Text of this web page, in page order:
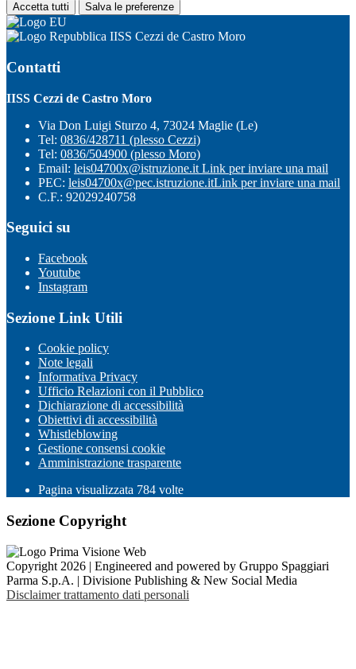
Accetta tutti Salva le preferenze
IISS Cezzi de Castro Moro
Contatti
IISS Cezzi de Castro Moro
Via Don Luigi Sturzo 4, 73024 Maglie (Le)
Tel: 0836/428711 (plesso Cezzi)
Tel: 0836/504900 (plesso Moro)
Email: leis04700x@istruzione.it Link per inviare una mail
PEC: leis04700x@pec.istruzione.itLink per inviare una mail
C.F.: 92029240758
Seguici su
Facebook
Youtube
Instagram
Sezione Link Utili
Cookie policy
Note legali
Informativa Privacy
Ufficio Relazioni con il Pubblico
Dichiarazione di accessibilità
Obiettivi di accessibilità
Whistleblowing
Gestione consensi cookie
Amministrazione trasparente
Pagina visualizzata 784 volte
Sezione Copyright
Copyright 2026 | Engineered and powered by Gruppo Spaggiari
Parma S.p.A. | Divisione Publishing & New Social Media
Disclaimer trattamento dati personali